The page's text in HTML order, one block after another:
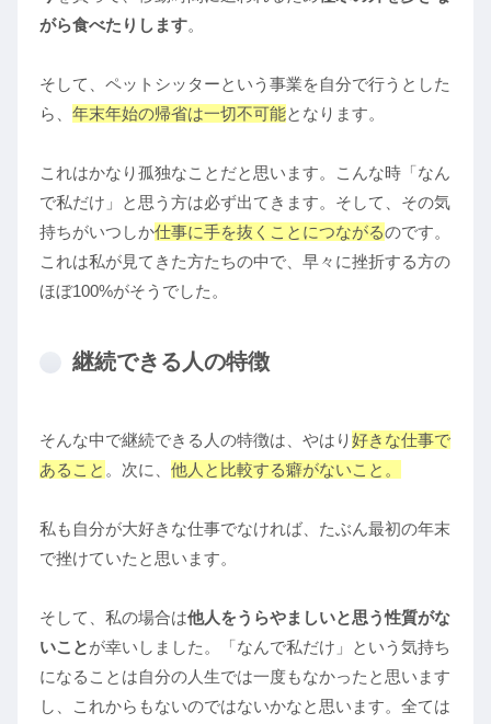
がら食べたりします。
そして、ペットシッターという事業を自分で行うとした
ら、 年末年始の帰省は一切不可能となります。
これはかなり孤独なことだと思います。こんな時「なん
で私だけ」と思う方は必ず出てきます。そして、その気
持ちがいつしか仕事に手を抜くことにつながるのです。
これは私が見てきた方たちの中で、早々に挫折する方の
ほぼ100%がそうでした。
継続できる人の特徴
そんな中で継続できる人の特徴は、やはり好きな仕事で
あること 。次に、 他人と比較する癖がないこと。
私も自分が大好きな仕事でなければ、たぶん最初の年末
で挫けていたと思います。
そして、私の場合は他人をうらやましいと思う性質がな
いことが幸いしました。「なんで私だけ」という気持ち
になることは自分の人生では一度もなかったと思います
し、これからもないのではないかなと思います。全ては